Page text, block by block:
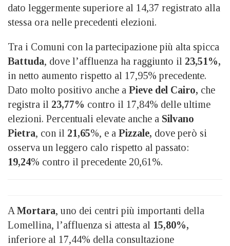
dato leggermente superiore al 14,37 registrato alla
stessa ora nelle precedenti elezioni.
Tra i Comuni con la partecipazione più alta spicca
Battuda, dove l’affluenza ha raggiunto il 23,51%,
in netto aumento rispetto al 17,95% precedente.
Dato molto positivo anche a Pieve del Cairo, che
registra il 23,77% contro il 17,84% delle ultime
elezioni. Percentuali elevate anche a Silvano
Pietra, con il 21,65%, e a Pizzale, dove però si
osserva un leggero calo rispetto al passato:
19,24% contro il precedente 20,61%.
A Mortara, uno dei centri più importanti della
Lomellina, l’affluenza si attesta al 15,80%,
inferiore al 17,44% della consultazione